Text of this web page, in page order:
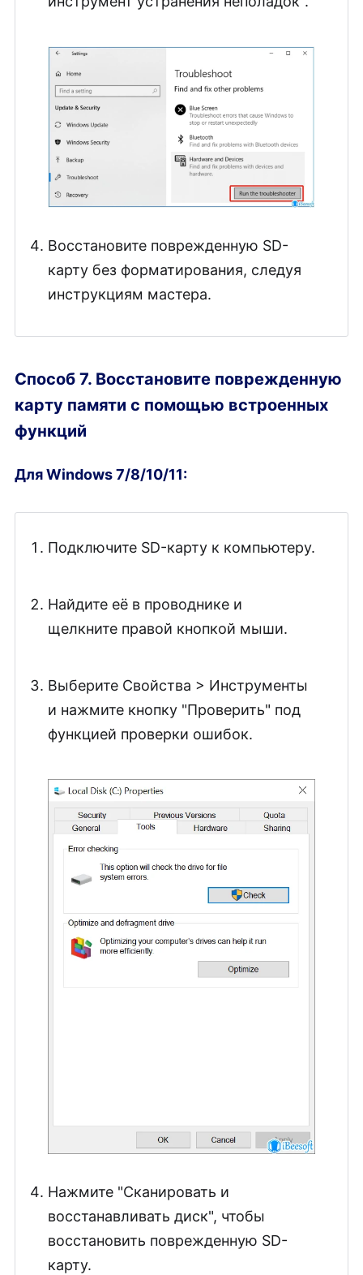
Восстановите поврежденную SD-
карту без форматирования, следуя
инструкциям мастера.
Способ 7. Восстановите поврежденную
карту памяти с помощью встроенных
функций
Для Windows 7/8/10/11:
Подключите SD-карту к компьютеру.
Найдите её в проводнике и
щелкните правой кнопкой мыши.
Выберите Свойства > Инструменты
и нажмите кнопку "Проверить" под
функцией проверки ошибок.
Нажмите "Сканировать и
восстанавливать диск", чтобы
восстановить поврежденную SD-
карту.